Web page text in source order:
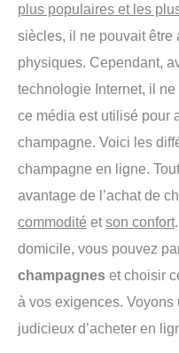
plus populaires et les
siècles, il ne pouvait être
physiques. Cependant,
technologie Internet, il ne
ce média est utilisé pour
champagne. Voici les
champagne en ligne.
avantage de l’achat de
commodité etson confort
domicile, vous pouvez
champagnes et choisir
à vos exigences.
judicieux d’acheter en